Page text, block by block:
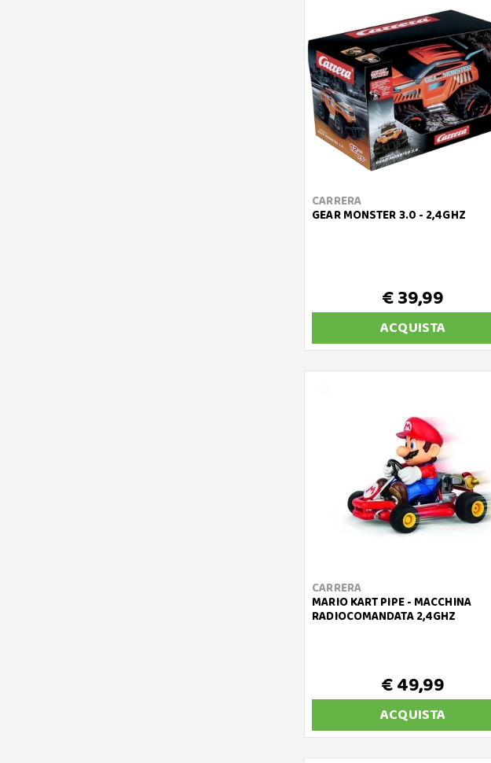
CARRERA
GEAR MONSTER 3.0 - 2,4GHZ
€ 39,99
ACQUISTA
CARRERA
MARIO KART PIPE - MACCHINA
RADIOCOMANDATA 2,4GHZ
€ 49,99
ACQUISTA